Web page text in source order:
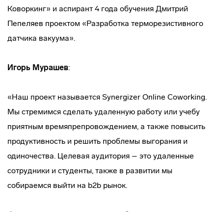
Коворкинг» и аспирант 4 года обучения Дмитрий
Пепеляев проектом «Разработка терморезистивного
датчика вакуума».
Игорь Мурашев:
«Наш проект называется Synergizer Online Coworking.
Мы стремимся сделать удаленную работу или учебу
приятным времяпрепровождением, а также повысить
продуктивность и решить проблемы выгорания и
одиночества. Целевая аудитория – это удаленные
сотрудники и студенты, также в развитии мы
собираемся выйти на b2b рынок.